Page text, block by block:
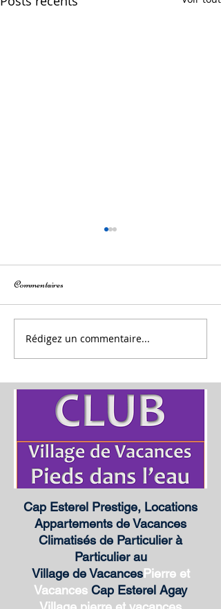
Rénovation de l'Appartement
"l'Esterel", location Cap Esterel
Commentaires
Rédigez un commentaire...
Cap Esterel Prestige, Locations
Appartements de Vacances
Climatisés de Particulier à
Particulier au
Village de VacancesPierre et
Vacances Cap Esterel Agay